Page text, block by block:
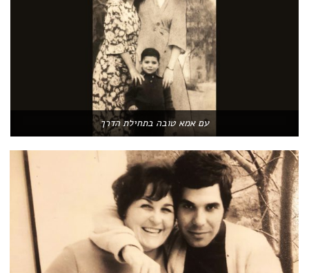
עם אמא טובה בתחילת הדרך